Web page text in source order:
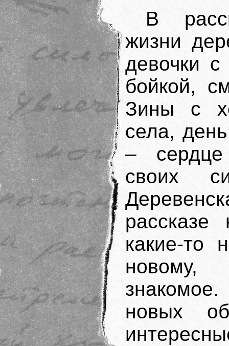
В
жизни
девочки
бойкой,
Зины с
села,
–
своих
какие-то
новому,
знакомое.
новых